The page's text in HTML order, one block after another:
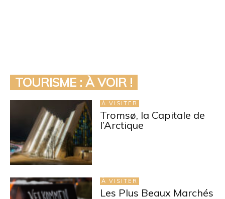
TOURISME : À VOIR !
À VISITER
Tromsø, la Capitale de
l’Arctique
À VISITER
Les Plus Beaux Marchés